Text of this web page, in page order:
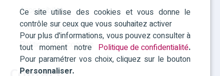
Ce site utilise des cookies et vous donne le
contrôle sur ceux que vous souhaitez activer
Pour plus d'informations, vous pouvez consulter à
tout moment notre Politique de confidentialité.
Pour paramétrer vos choix, cliquez sur le bouton
Personnaliser.
Accessibilité
Mentions légales
Politique des cookies